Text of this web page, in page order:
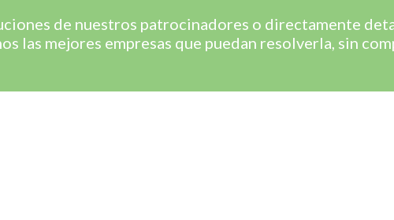
de nuestros patrocinadores o directamente
las mejores empresas que puedan resolverla, sin